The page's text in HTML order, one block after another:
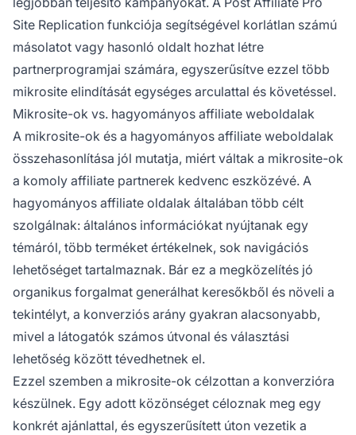
Site Replication funkciója segítségével korlátlan számú
másolatot vagy hasonló oldalt hozhat létre
partnerprogramjai számára, egyszerűsítve ezzel több
mikrosite elindítását egységes arculattal és követéssel.
Mikrosite-ok vs. hagyományos affiliate weboldalak
A mikrosite-ok és a hagyományos affiliate weboldalak
összehasonlítása jól mutatja, miért váltak a mikrosite-ok
a komoly affiliate partnerek kedvenc eszközévé. A
hagyományos affiliate oldalak általában több célt
szolgálnak: általános információkat nyújtanak egy
témáról, több terméket értékelnek, sok navigációs
lehetőséget tartalmaznak. Bár ez a megközelítés jó
organikus forgalmat generálhat keresőkből és növeli a
tekintélyt, a konverziós arány gyakran alacsonyabb,
mivel a látogatók számos útvonal és választási
lehetőség között tévedhetnek el.
Ezzel szemben a mikrosite-ok célzottan a konverzióra
készülnek. Egy adott közönséget céloznak meg egy
konkrét ajánlattal, és egyszerűsített úton vezetik a